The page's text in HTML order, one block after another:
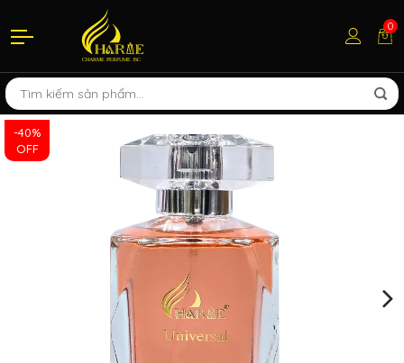
0
-40%
OFF